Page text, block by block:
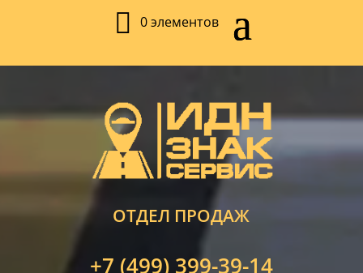
0 элементов
ОТДЕЛ ПРОДАЖ
+7 (499) 399-39-14